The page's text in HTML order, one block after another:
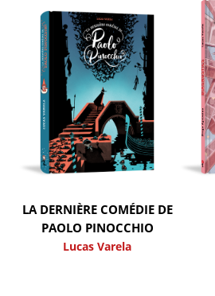
LA DERNIÈRE COMÉDIE DE
PAOLO PINOCCHIO
Lucas Varela